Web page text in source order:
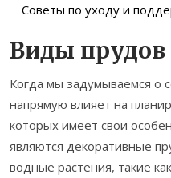
Советы по уходу и
Виды прудов
Когда мы задумываемся о
напрямую влияет на
которых имеет свои
являются декоративные
водные растения, такие